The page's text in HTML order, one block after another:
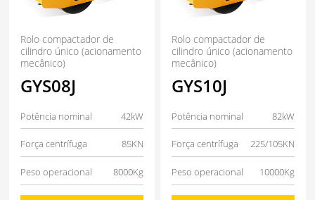
Rolo compactador de
cilindro único (acionamento
mecânico)
GYS08J
Potência nominal 42kW
Força centrífuga 85KN
Peso operacional 8000Kg
Rolo compactador de
cilindro único (acionamento
mecânico)
GYS10J
Potência nominal 82kW
Força centrífuga 225/105KN
Peso operacional 10000Kg